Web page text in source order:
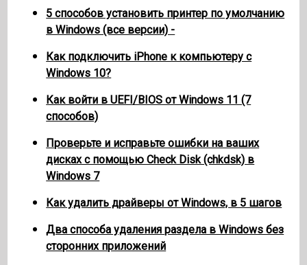
5 способов установить принтер по умолчанию
в Windows (все версии) -
Как подключить iPhone к компьютеру с
Windows 10?
Как войти в UEFI/BIOS от Windows 11 (7
способов)
Проверьте и исправьте ошибки на ваших
дисках с помощью Check Disk (chkdsk) в
Windows 7
Как удалить драйверы от Windows, в 5 шагов
Два способа удаления раздела в Windows без
сторонних приложений